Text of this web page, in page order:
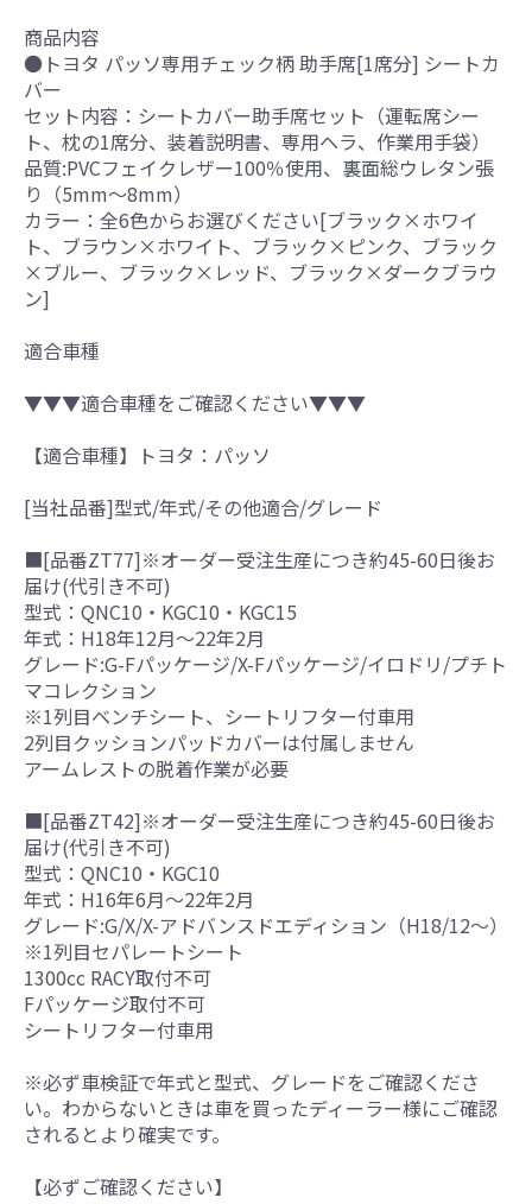
商品内容
●トヨタ パッソ専用チェック柄 助手席[1席分] シートカ
バー
セット内容：シートカバー助手席セット（運転席シー
ト、枕の1席分、装着説明書、専用ヘラ、作業用手袋）
品質:PVCフェイクレザー100％使用、裏面総ウレタン張
り（5mm～8mm）
カラー：全6色からお選びください[ブラック×ホワイ
ト、ブラウン×ホワイト、ブラック×ピンク、ブラック
×ブルー、ブラック×レッド、ブラック×ダークブラウ
ン]
適合車種
▼▼▼適合車種をご確認ください▼▼▼
【適合車種】トヨタ：パッソ
[当社品番]型式/年式/その他適合/グレード
■[品番ZT77]※オーダー受注生産につき約45-60日後お
届け(代引き不可)
型式：QNC10・KGC10・KGC15
年式：H18年12月～22年2月
グレード:G-Fパッケージ/X-Fパッケージ/イロドリ/プチト
マコレクション
※1列目ベンチシート、シートリフター付車用
2列目クッションパッドカバーは付属しません
アームレストの脱着作業が必要
■[品番ZT42]※オーダー受注生産につき約45-60日後お
届け(代引き不可)
型式：QNC10・KGC10
年式：H16年6月～22年2月
グレード:G/X/X-アドバンスドエディション（H18/12～）
※1列目セパレートシート
1300cc RACY取付不可
Fパッケージ取付不可
シートリフター付車用
※必ず車検証で年式と型式、グレードをご確認くださ
い。わからないときは車を買ったディーラー様にご確認
されるとより確実です。
【必ずご確認ください】